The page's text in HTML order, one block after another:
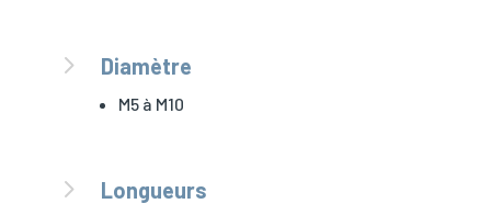
5 Diamètre
M5 à M10
5 Longueurs